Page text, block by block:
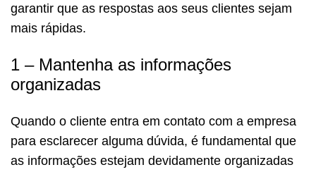
garantir que as respostas aos seus clientes sejam
mais rápidas.
1 – Mantenha as informações
organizadas
Quando o cliente entra em contato com a empresa
para esclarecer alguma dúvida, é fundamental que
as informações estejam devidamente organizadas